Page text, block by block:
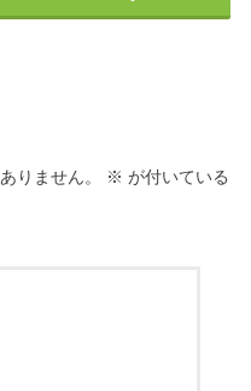
りません。 ※ が付いている